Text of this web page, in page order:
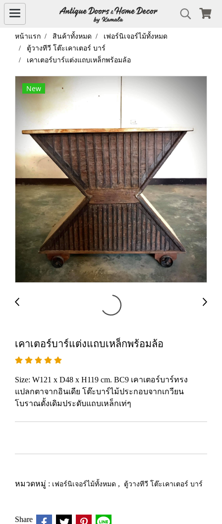
หน้าแรก สินค้าทั้งหมด
เฟอร์นิเจอร์ไม้ทั้งหมด
ตู้วางทีวี โต๊ะเคาเตอร์ บาร์
เคาเตอร์บาร์แต่งแถบเหล็กพร้อมล้อ
New
เคาเตอร์บาร์แต่งแถบเหล็กพร้อมล้อ
Size: W121 x D48 x H119 cm. BC9 เคาเตอร์บาร์ทรง
แปลกตาจากอินเดีย โต๊ะบาร์ไม้ประกอบจากเกวียน
โบราณดั้งเดิมประดับแถบเหล็กเท่ๆ
หมวดหมู่ : เฟอร์นิเจอร์ไม้ทั้งหมด , ตู้วางทีวี โต๊ะเคาเตอร์ บาร์
Share